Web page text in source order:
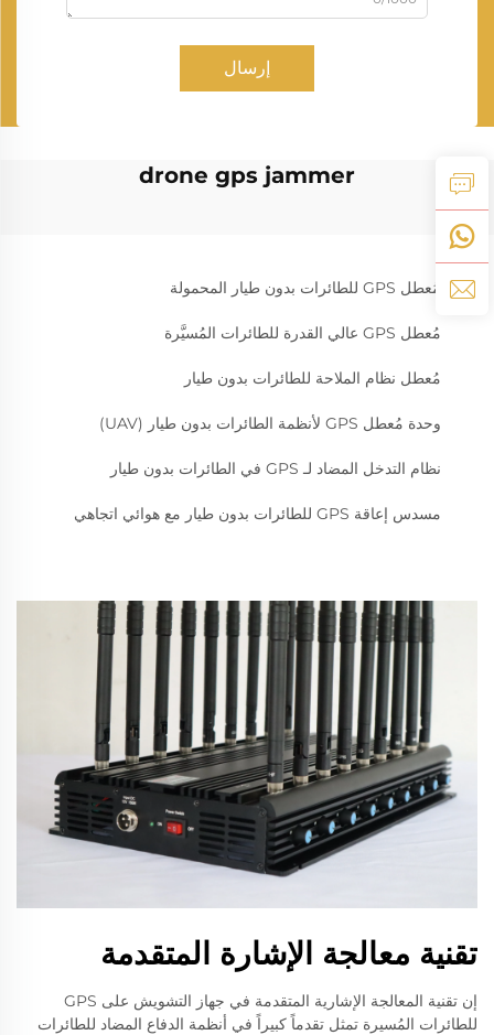
إرسال
drone gps jammer
مُعطل GPS للطائرات بدون طيار المحمولة
مُعطل GPS عالي القدرة للطائرات المُسيَّرة
مُعطل نظام الملاحة للطائرات بدون طيار
وحدة مُعطل GPS لأنظمة الطائرات بدون طيار (UAV)
نظام التدخل المضاد لـ GPS في الطائرات بدون طيار
مسدس إعاقة GPS للطائرات بدون طيار مع هوائي اتجاهي
تقنية معالجة الإشارة المتقدمة
إن تقنية المعالجة الإشارية المتقدمة في جهاز التشويش على GPS
للطائرات المُسيرة تمثل تقدماً كبيراً في أنظمة الدفاع المضاد للطائرات